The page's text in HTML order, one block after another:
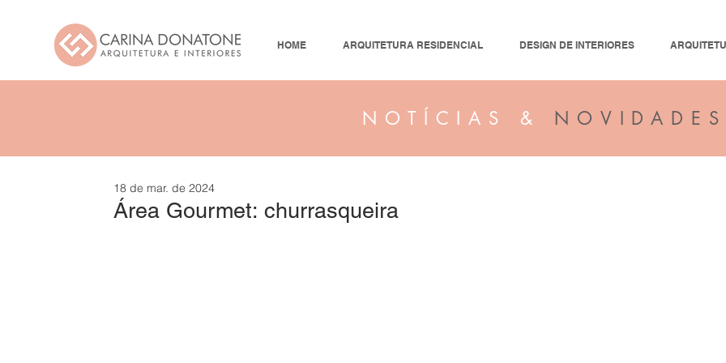
HOME ARQUITETURA RESIDENCIAL DESIGN DE INTERIORES
NOTÍCIAS & NOVIDADES
Área Gourmet: churrasqueira
18 de mar. de 2024